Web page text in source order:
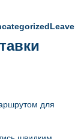
Leave
для